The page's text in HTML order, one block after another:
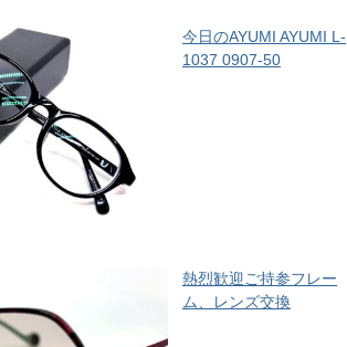
今日のAYUMI AYUMI L-
1037 0907-50
熱烈歓迎ご持参フレー
ム、レンズ交換